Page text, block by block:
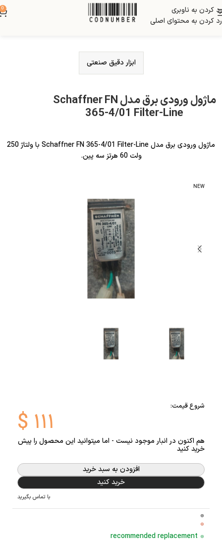
رد کردن به ناوبری
رد کردن به محتوای اصلی
0
ابزار دقیق صنعتی
ماژول ورودی برق مدل Schaffner FN
365-4/01 Filter-Line
ماژول ورودی برق مدل Schaffner FN 365-4/01 Filter-Line با ولتاژ 250
ولت 60 هرتز سه پین.
NEW
شروع قیمت:
$ ۱۱۱
هم اکنون در انبار موجود نیست - اما میتوانید این محصول را پیش
خرید کنید
افزودن به سبد خرید
خرید کنید
با تماس بگیرید
recommended replacement